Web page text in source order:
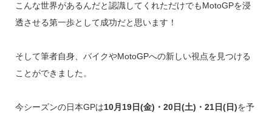
こんな世界があるんだと認識してくれただけでもMotoGPを浸
透させる第一歩として成功だと思います！
そして筆者自身、バイクやMotoGPへの新しい視点を見つける
ことができました。
今シーズンの日本GPは10月19日(金)・20日(土)・21日(日)を予